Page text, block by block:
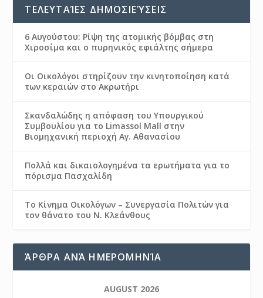
ΤΕΛΕΥΤΑΊΕΣ ΔΗΜΟΣΙΕΎΣΕΙΣ
6 Αυγούστου: Ρίψη της ατομικής βόμβας στη
Χιροσίμα και ο πυρηνικός εφιάλτης σήμερα
Οι Οικολόγοι στηρίζουν την κινητοποίηση κατά
των κεραιών στο Ακρωτήρι
Σκανδαλώδης η απόφαση του Υπουργικού
Συμβουλίου για το Limassol Mall στην
Βιομηχανική περιοχή Αγ. Αθανασίου
Πολλά και δικαιολογημένα τα ερωτήματα για το
πόρισμα Πασχαλίδη
Το Κίνημα Οικολόγων – Συνεργασία Πολιτών για
τον θάνατο του Ν. Κλεάνθους
ΆΡΘΡΑ ΑΝΆ ΗΜΕΡΟΜΗΝΊΑ
AUGUST 2026